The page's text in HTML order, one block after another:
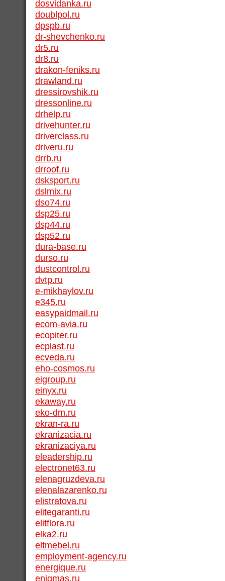
dosvidanka.ru
doublpol.ru
dpspb.ru
dr-shevchenko.ru
dr5.ru
dr8.ru
drakon-feniks.ru
drawland.ru
dressirovshik.ru
dressonline.ru
drhelp.ru
drivehunter.ru
driverclass.ru
driveru.ru
drrb.ru
drroof.ru
dsksport.ru
dslmix.ru
dso74.ru
dsp25.ru
dsp44.ru
dsp52.ru
dura-base.ru
durso.ru
dustcontrol.ru
dvtp.ru
e-mikhaylov.ru
e345.ru
easypaidmail.ru
ecom-avia.ru
ecopiter.ru
ecplast.ru
ecveda.ru
eho-cosmos.ru
eigroup.ru
einyx.ru
ekaway.ru
eko-dm.ru
ekran-ra.ru
ekranizacia.ru
ekranizaciya.ru
eleadership.ru
electronet63.ru
elenagruzdeva.ru
elenalazarenko.ru
elistratova.ru
elitegaranti.ru
elitflora.ru
elka2.ru
eltmebel.ru
employment-agency.ru
energique.ru
enigmas.ru